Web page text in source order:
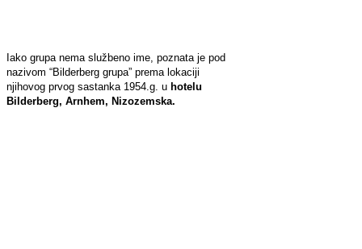
Iako grupa nema službeno ime, poznata je pod
nazivom “Bilderberg grupa” prema lokaciji
njihovog prvog sastanka 1954.g. u hotelu
Bilderberg, Arnhem, Nizozemska.